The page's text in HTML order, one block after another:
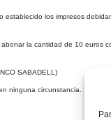
establecido los impresos
la cantidad de 10 euros
SABADELL)
ninguna circunstancia.